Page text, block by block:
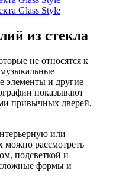
из стекла
не относятся к
элементы и другие
показывают
привычных дверей,
или
можно рассмотреть
подсветкой и
сложные формы и